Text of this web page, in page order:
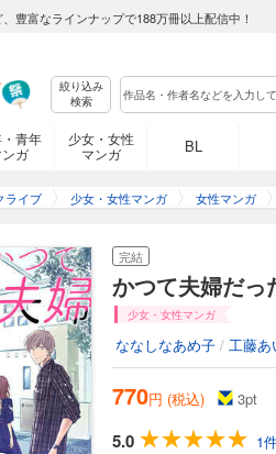
豊富なラインナップで188万冊以上配信中！
絞り込み
検索
青年
ガ
少女・女性
マンガ
BL
ライブ 少女・女性マンガ 女性マンガ
完結
かつて夫婦だ
少女・女性マンガ
ななしなあめ子 / 工藤あ
770円 (税込) 3pt
5.0
1